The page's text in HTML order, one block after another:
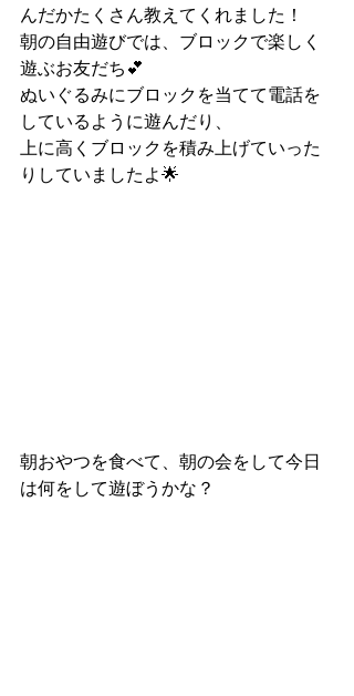
んだかたくさん教えてくれました！
朝の自由遊びでは、ブロックで楽しく
遊ぶお友だち💕
ぬいぐるみにブロックを当てて電話を
しているように遊んだり、
上に高くブロックを積み上げていった
りしていましたよ🌟
朝おやつを食べて、朝の会をして今日
は何をして遊ぼうかな？